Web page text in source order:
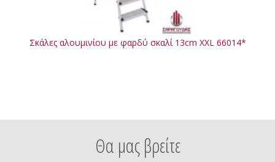
Σκάλες αλουμινίου με φαρδύ σκαλί 13cm XXL 66014*
Θα μας βρείτε